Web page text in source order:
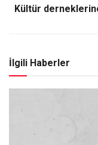
Kültür
İlgili Haberler